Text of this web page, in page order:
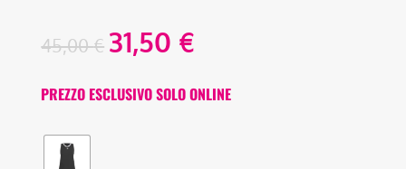
45,00€ 31,50 €
PREZZO ESCLUSIVO SOLO ONLINE